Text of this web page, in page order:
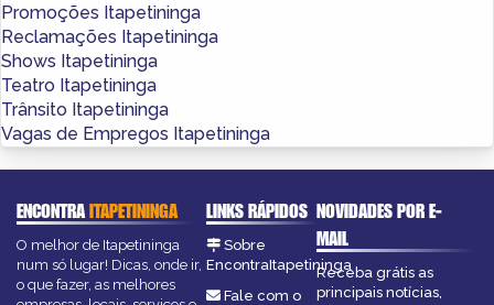
Promoções Itapetininga
Reclamações Itapetininga
Shows Itapetininga
Teatro Itapetininga
Trânsito Itapetininga
Vagas de Empregos Itapetininga
ENCONTRAITAPETININGA
O melhor de Itapetininga
num só lugar! Dicas, onde ir,
o que fazer, as melhores
LINKS RÁPIDOS
Sobre
EncontraItapetininga
Fale com o
NOVIDADES POR E-
MAIL
Receba grátis as
principais notícias,